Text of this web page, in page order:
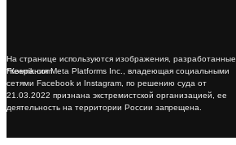
*Компания Meta Platforms Inc., владеющая социальными
сетями Facebook и Instagram, по решению суда от
21.03.2022 признана экстремистской организацией, ее
деятельность на территории России запрещена.
На странице используются изображения, разработанные
Freepik.com